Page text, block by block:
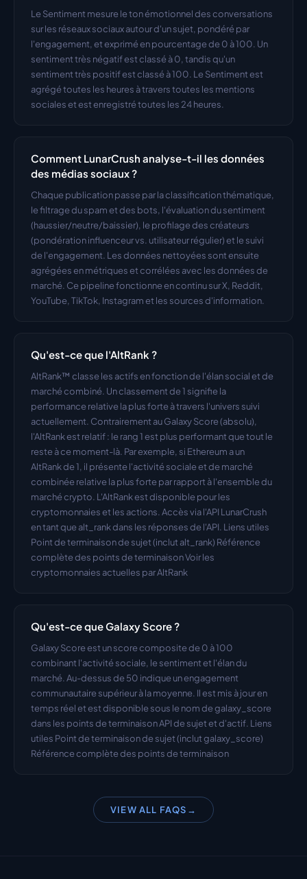
Le Sentiment mesure le ton émotionnel des conversations
sur les réseaux sociaux autour d'un sujet, pondéré par
l'engagement, et exprimé en pourcentage de 0 à 100. Un
sentiment très négatif est classé à 0, tandis qu'un
sentiment très positif est classé à 100. Le Sentiment est
agrégé toutes les heures à travers toutes les mentions
sociales et est enregistré toutes les 24 heures.
Comment LunarCrush analyse-t-il les données
des médias sociaux ?
Chaque publication passe par la classification thématique,
le filtrage du spam et des bots, l'évaluation du sentiment
(haussier/neutre/baissier), le profilage des créateurs
(pondération influenceur vs. utilisateur régulier) et le suivi
de l'engagement. Les données nettoyées sont ensuite
agrégées en métriques et corrélées avec les données de
marché. Ce pipeline fonctionne en continu sur X, Reddit,
YouTube, TikTok, Instagram et les sources d'information.
Qu'est-ce que l'AltRank ?
AltRank™ classe les actifs en fonction de l'élan social et de
marché combiné. Un classement de 1 signifie la
performance relative la plus forte à travers l'univers suivi
actuellement. Contrairement au Galaxy Score (absolu),
l'AltRank est relatif : le rang 1 est plus performant que tout le
reste à ce moment-là. Par exemple, si Ethereum a un
AltRank de 1, il présente l'activité sociale et de marché
combinée relative la plus forte par rapport à l'ensemble du
marché crypto. L'AltRank est disponible pour les
cryptomonnaies et les actions. Accès via l'API LunarCrush
en tant que alt_rank dans les réponses de l'API. Liens utiles
Point de terminaison de sujet (inclut alt_rank) Référence
complète des points de terminaison Voir les
cryptomonnaies actuelles par AltRank
Qu'est-ce que Galaxy Score ?
Galaxy Score est un score composite de 0 à 100
combinant l'activité sociale, le sentiment et l'élan du
marché. Au-dessus de 50 indique un engagement
communautaire supérieur à la moyenne. Il est mis à jour en
temps réel et est disponible sous le nom de galaxy_score
dans les points de terminaison API de sujet et d'actif. Liens
utiles Point de terminaison de sujet (inclut galaxy_score)
Référence complète des points de terminaison
VIEW ALL FAQS →